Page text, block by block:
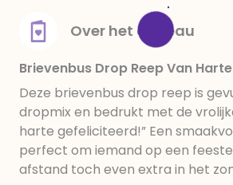
(ammoniumchloride),
gemodificeerd zetmeel, (aardappel,
erwt), zout, ammoniakkaramel,
tarwebloem, maiszetmeel,
kokosolie, palmolie, plantaardige
water, anijsolie, emulgator
aroma's, zout, kleurstof (E150c,
(bijenwas (E901), E100, E129, E133
(E903).
Over het cadeau
Brievenbus Drop Reep Van
Deze brievenbus drop reep is
dropmix en bedrukt met de
harte gefeliciteerd!” Een
perfect om iemand op een
afstand toch even extra in het